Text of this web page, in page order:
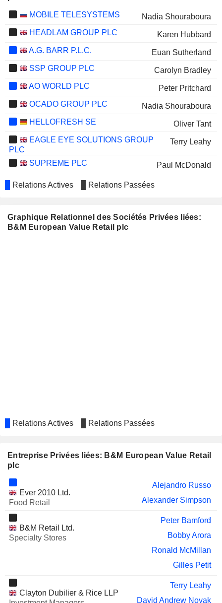
MOBILE TELESYSTEMS
Nadia Shouraboura
HEADLAM GROUP PLC
Karen Hubbard
A.G. BARR P.L.C.
Euan Sutherland
SSP GROUP PLC
Carolyn Bradley
AO WORLD PLC
Peter Pritchard
OCADO GROUP PLC
Nadia Shouraboura
HELLOFRESH SE
Oliver Tant
EAGLE EYE SOLUTIONS GROUP
PLC
Terry Leahy
SUPREME PLC Paul McDonald
Relations Actives Relations Passées
Graphique Relationnel des Sociétés Privées liées:
B&M European Value Retail plc
Relations Actives Relations Passées
Entreprise Privées liées: B&M European Value Retail
plc
Ever 2010 Ltd.
Food Retail
Alejandro Russo
Alexander Simpson
B&M Retail Ltd.
Specialty Stores
Peter Bamford
Bobby Arora
Ronald McMillan
Gilles Petit
Clayton Dubilier & Rice LLP
Terry Leahy
David Andrew Novak